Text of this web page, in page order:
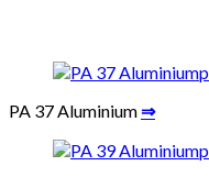
PA 37 Aluminium ⇒